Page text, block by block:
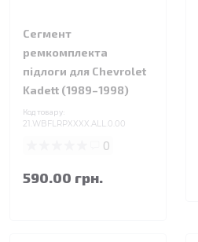
Сегмент
ремкомплекта
підлоги для Chevrolet
Kadett (1989–1998)
Код товару:
21.WBFLRPXXXX.ALL.0.00
0
590.00 грн.